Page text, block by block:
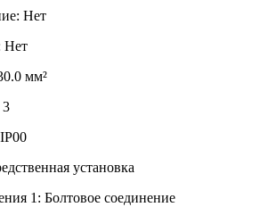
Нет
Нет
мм²
3
установка
1: Болтовое соединение